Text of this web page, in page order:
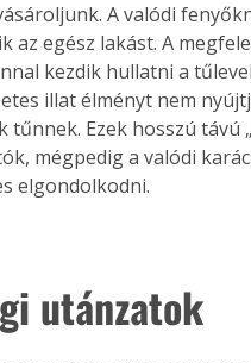
A valódi
az egész lakást. A
kezdik hullatni a
illat élményt nem
tűnnek. Ezek hosszú
mégpedig a valódi
elgondolkodni.
utánzatok